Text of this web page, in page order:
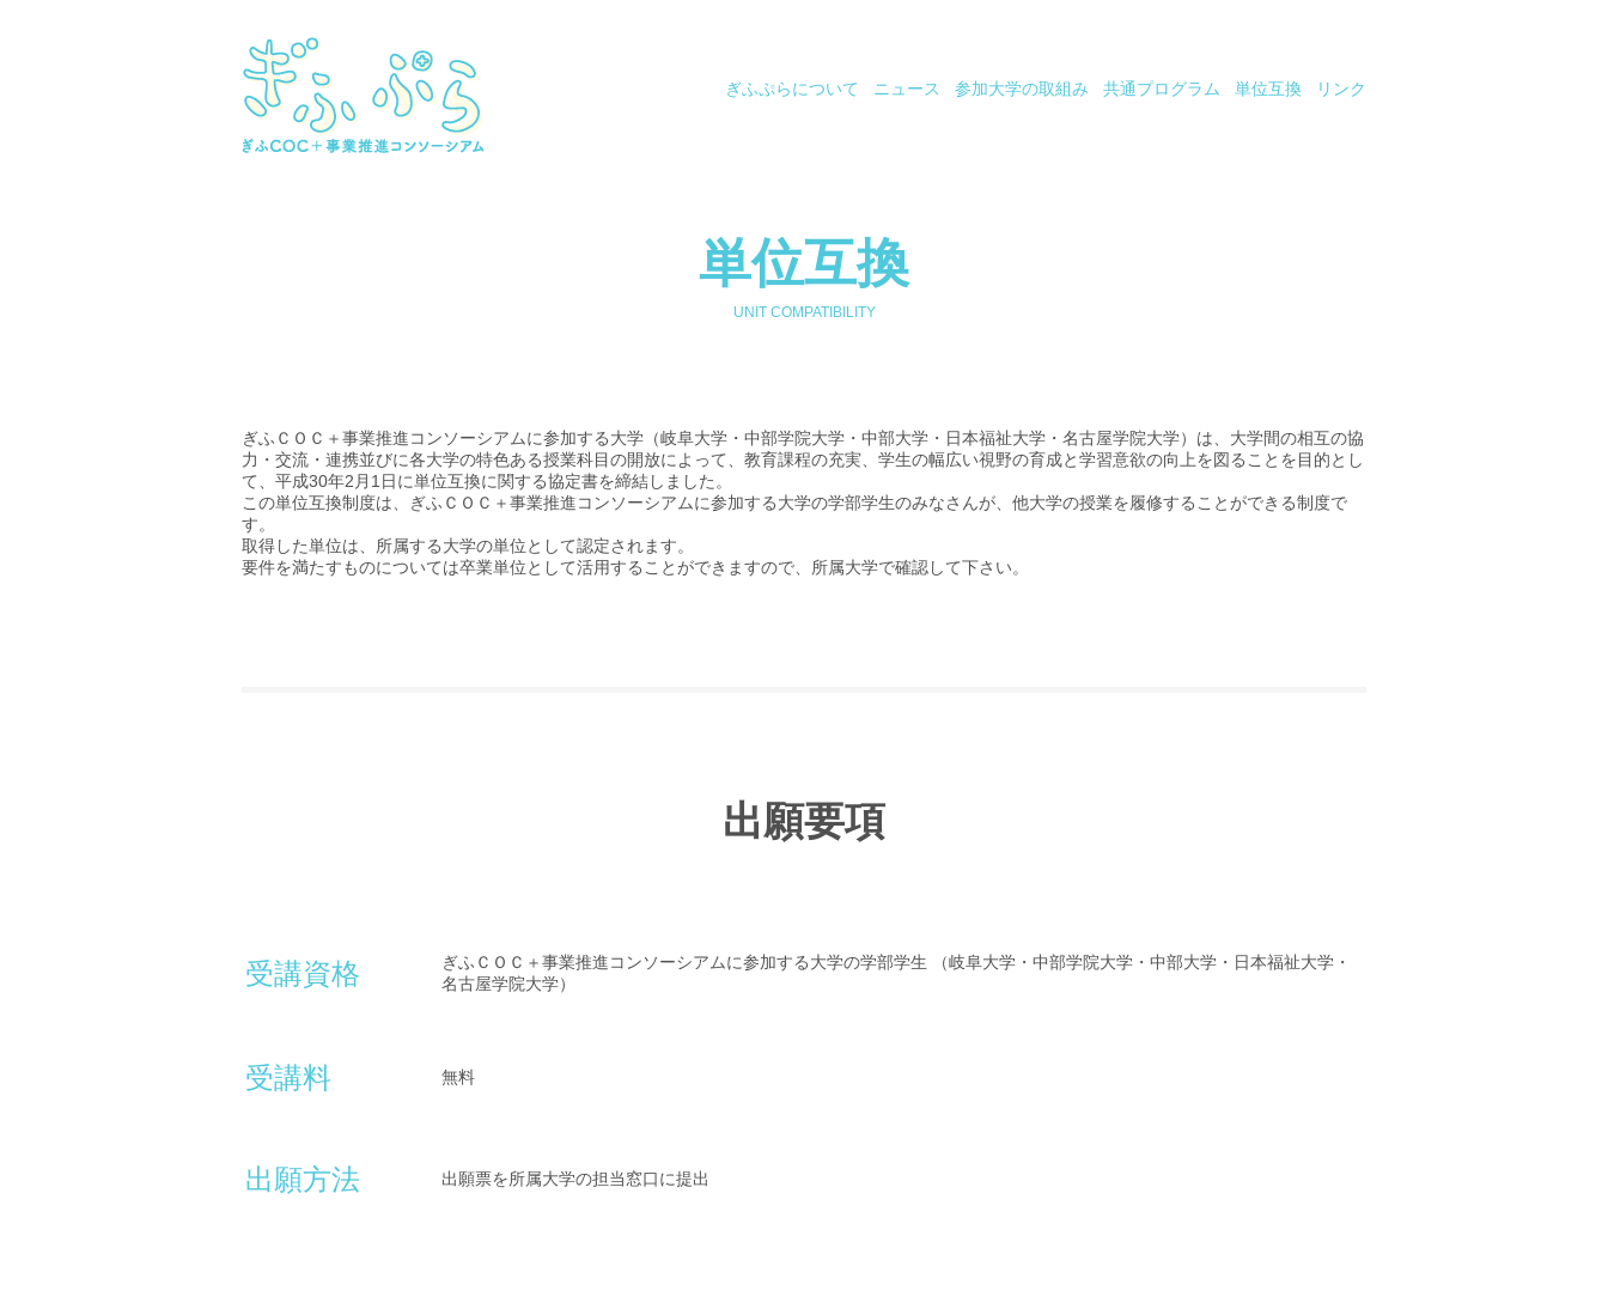
ぎふぷらについて ニュース 参加大学の取組み 共通プログラム 単位互換 リンク
単位互換
UNIT COMPATIBILITY
ぎふＣＯＣ＋事業推進コンソーシアムに参加する大学（岐阜大学・中部学院大学・中部大学・日本福祉大学・名古屋学院大学）は、大学間の相互の協
力・交流・連携並びに各大学の特色ある授業科目の開放によって、教育課程の充実、学生の幅広い視野の育成と学習意欲の向上を図ることを目的とし
て、平成30年2月1日に単位互換に関する協定書を締結しました。
この単位互換制度は、ぎふＣＯＣ＋事業推進コンソーシアムに参加する大学の学部学生のみなさんが、他大学の授業を履修することができる制度で
す。
取得した単位は、所属する大学の単位として認定されます。
要件を満たすものについては卒業単位として活用することができますので、所属大学で確認して下さい。
出願要項
受講資格
ぎふＣＯＣ＋事業推進コンソーシアムに参加する大学の学部学生 （岐阜大学・中部学院大学・中部大学・日本福祉大学・
名古屋学院大学）
受講料 無料
出願方法 出願票を所属大学の担当窓口に提出